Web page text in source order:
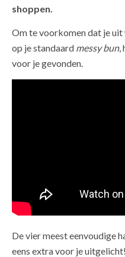
shoppen.
Om te voorkomen dat je
op je standaard messy bun,
voor je gevonden.
De vier meest eenvoudige
eens extra voor je uitgelicht!